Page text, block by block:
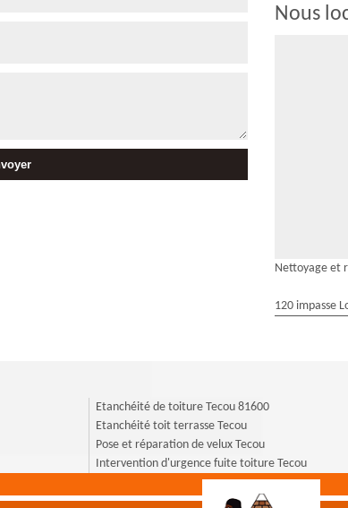
Nous
Nettoyage et
120 impasse
Etanchéité de toiture Tecou 81600
Etanchéité toit terrasse Tecou
Pose et réparation de velux Tecou
Intervention d'urgence fuite toiture Tecou